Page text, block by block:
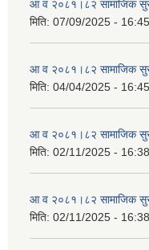
आ व २०८१।८२ सामाजिक
मिति: 07/09/2025 - 16:45
आ व २०८१।८२ सामाजिक
मिति: 04/04/2025 - 16:45
आ व २०८१।८२ सामाजिक
मिति: 02/11/2025 - 16:38
आ व २०८१।८२ सामाजिक
मिति: 02/11/2025 - 16:38